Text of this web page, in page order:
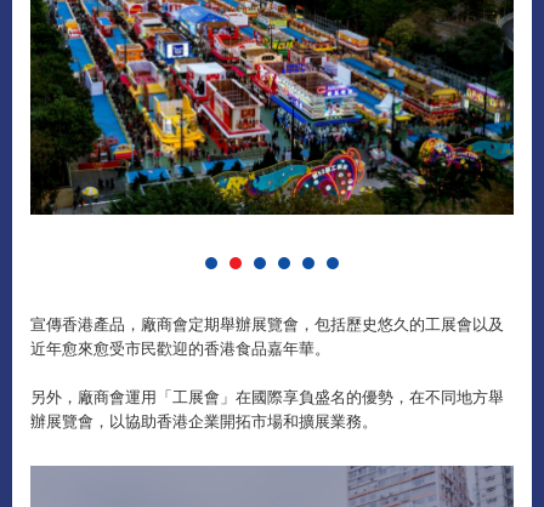
宣傳香港產品，廠商會定期舉辦展覽會，包括歷史悠久的工展會以及
近年愈來愈受市民歡迎的香港食品嘉年華。
另外，廠商會運用「工展會」在國際享負盛名的優勢，在不同地方舉
辦展覽會，以協助香港企業開拓市場和擴展業務。